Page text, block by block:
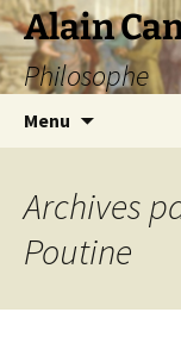
Aller
au
contenu
Alain
Philosophe
Menu
Archives
Poutine